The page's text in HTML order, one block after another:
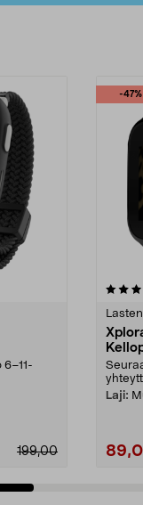
199,00
-47%
Laji: